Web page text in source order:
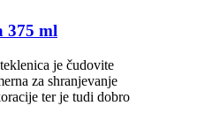
375 ml
je čudovite
za shranjevanje
ter je tudi dobro